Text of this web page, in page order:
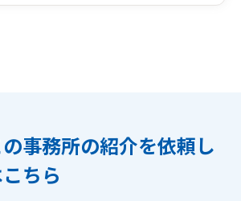
事務所の紹介を依頼し
ちら